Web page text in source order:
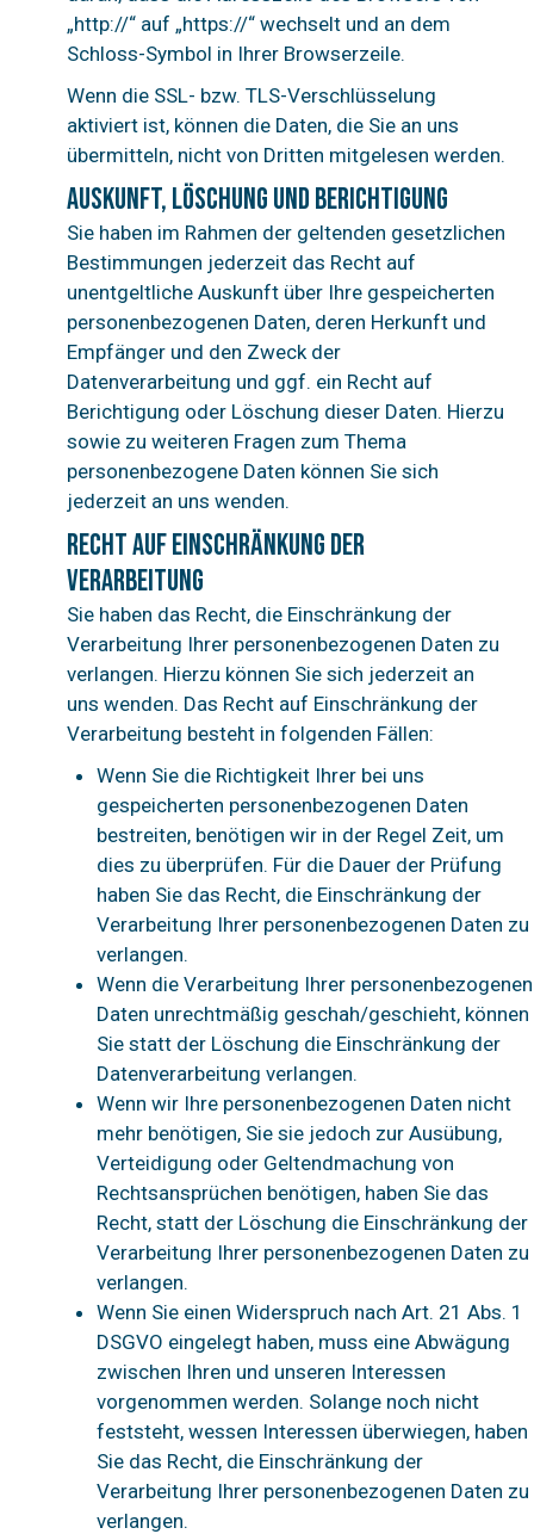
„http://“ auf „https://“ wechselt und an dem
Schloss-Symbol in Ihrer Browserzeile.
Wenn die SSL- bzw. TLS-Verschlüsselung
aktiviert ist, können die Daten, die Sie an uns
übermitteln, nicht von Dritten mitgelesen werden.
Auskunft, Löschung und Berichtigung
Sie haben im Rahmen der geltenden gesetzlichen
Bestimmungen jederzeit das Recht auf
unentgeltliche Auskunft über Ihre gespeicherten
personenbezogenen Daten, deren Herkunft und
Empfänger und den Zweck der
Datenverarbeitung und ggf. ein Recht auf
Berichtigung oder Löschung dieser Daten. Hierzu
sowie zu weiteren Fragen zum Thema
personenbezogene Daten können Sie sich
jederzeit an uns wenden.
Recht auf Einschränkung der
Verarbeitung
Sie haben das Recht, die Einschränkung der
Verarbeitung Ihrer personenbezogenen Daten zu
verlangen. Hierzu können Sie sich jederzeit an
uns wenden. Das Recht auf Einschränkung der
Verarbeitung besteht in folgenden Fällen:
Wenn Sie die Richtigkeit Ihrer bei uns
gespeicherten personenbezogenen Daten
bestreiten, benötigen wir in der Regel Zeit, um
dies zu überprüfen. Für die Dauer der Prüfung
haben Sie das Recht, die Einschränkung der
Verarbeitung Ihrer personenbezogenen Daten zu
verlangen.
Wenn die Verarbeitung Ihrer personenbezogenen
Daten unrechtmäßig geschah/geschieht, können
Sie statt der Löschung die Einschränkung der
Datenverarbeitung verlangen.
Wenn wir Ihre personenbezogenen Daten nicht
mehr benötigen, Sie sie jedoch zur Ausübung,
Verteidigung oder Geltendmachung von
Rechtsansprüchen benötigen, haben Sie das
Recht, statt der Löschung die Einschränkung der
Verarbeitung Ihrer personenbezogenen Daten zu
verlangen.
Wenn Sie einen Widerspruch nach Art. 21 Abs. 1
DSGVO eingelegt haben, muss eine Abwägung
zwischen Ihren und unseren Interessen
vorgenommen werden. Solange noch nicht
feststeht, wessen Interessen überwiegen, haben
Sie das Recht, die Einschränkung der
Verarbeitung Ihrer personenbezogenen Daten zu
verlangen.